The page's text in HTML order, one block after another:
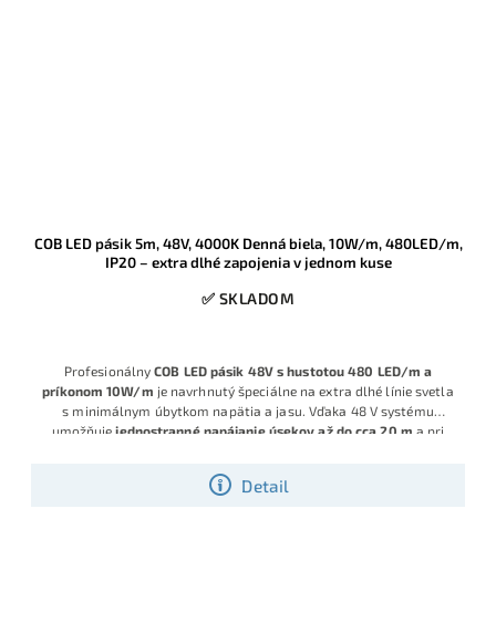
COB LED pásik 5m, 48V, 4000K Denná biela, 10W/m, 480LED/m,
IP20 – extra dlhé zapojenia v jednom kuse
✅ SKLADOM
Detail
ProfesionálnyCOB LED pásik 48V s hustotou 480 LED/m a
príkonom 10W/m je navrhnutý špeciálne na extra dlhé línie svetla
s minimálnym úbytkom napätia a jasu. Vďaka 48 V systému
umožňujejednostranné napájanie úsekov až do cca 20 m a pri
bežných 12/24 V pásikoch, kde je nutné napájať každých pár
metrov.